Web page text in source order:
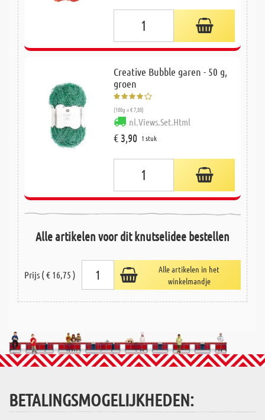
Creative Bubble garen - 50 g,
groen
(100g = € 7,80)
nl.Views.Set.Html
€ 3,90 1 stuk
Alle artikelen voor dit knutselidee bestellen
Prijs ( € 16,75 )
Alle artikelen in het
winkelmandje
BETALINGSMOGELIJKHEDEN: